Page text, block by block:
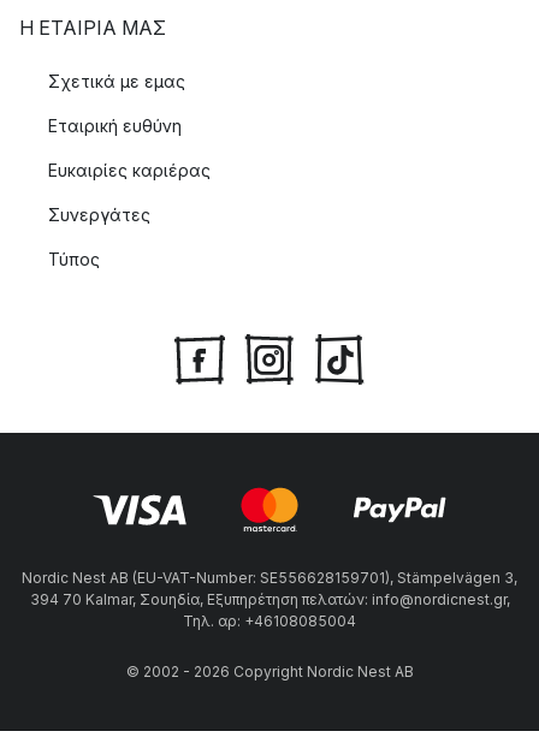
Η ΕΤΑΊΡΙΑ ΜΑΣ
Σχετικά με εμας
Εταιρική ευθύνη
Ευκαιρίες καριέρας
Συνεργάτες
Τύπος
Nordic Nest AB (EU-VAT-Number: SE556628159701), Stämpelvägen 3,
394 70 Kalmar, Σουηδία, Εξυπηρέτηση πελατών: info@nordicnest.gr,
Τηλ. αρ: +46108085004
© 2002 - 2026 Copyright Nordic Nest AB